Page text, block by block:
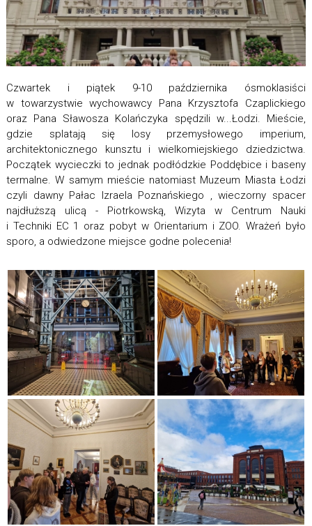
Czwartek i piątek 9-10 października ósmoklasiści
w towarzystwie wychowawcy Pana Krzysztofa Czaplickiego
oraz Pana Sławosza Kolańczyka spędzili w...Łodzi. Mieście,
gdzie splatają się losy przemysłowego imperium,
architektonicznego kunsztu i wielkomiejskiego dziedzictwa.
Początek wycieczki to jednak podłódzkie Poddębice i baseny
termalne. W samym mieście natomiast Muzeum Miasta Łodzi
czyli dawny Pałac Izraela Poznańskiego , wieczorny spacer
najdłuższą ulicą - Piotrkowską, Wizyta w Centrum Nauki
i Techniki EC 1 oraz pobyt w Orientarium i ZOO. Wrażeń było
sporo, a odwiedzone miejsce godne polecenia!